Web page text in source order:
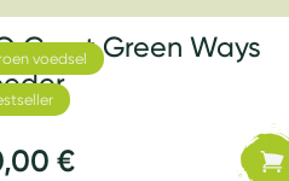
voedsel
Gerst Green Ways
€